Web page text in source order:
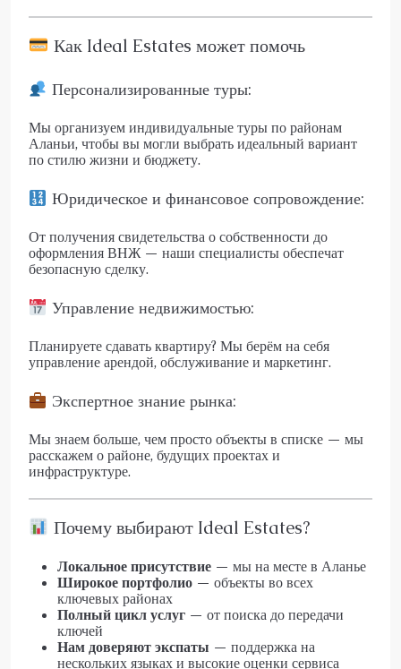
Как Ideal Estates может помочь
Персонализированные туры:
Мы организуем индивидуальные туры по районам
Аланьи, чтобы вы могли выбрать идеальный вариант
по стилю жизни и бюджету.
Юридическое и финансовое сопровождение:
От получения свидетельства о собственности до
оформления ВНЖ — наши специалисты обеспечат
безопасную сделку.
Управление недвижимостью:
Планируете сдавать квартиру? Мы берём на себя
управление арендой, обслуживание и маркетинг.
Экспертное знание рынка:
Мы знаем больше, чем просто объекты в списке — мы
расскажем о районе, будущих проектах и
инфраструктуре.
Почему выбирают Ideal Estates?
Локальное присутствие — мы на месте в Аланье
Широкое портфолио — объекты во всех
ключевых районах
Полный цикл услуг — от поиска до передачи
ключей
Нам доверяют экспаты — поддержка на
нескольких языках и высокие оценки сервиса